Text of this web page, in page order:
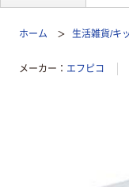
ホーム 生活雑貨/キ
メーカー エフピコ